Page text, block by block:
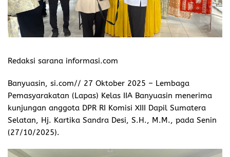
Redaksi sarana informasi.com
Banyuasin, si.com// 27 Oktober 2025 – Lembaga
Pemasyarakatan (Lapas) Kelas IIA Banyuasin menerima
kunjungan anggota DPR RI Komisi XIII Dapil Sumatera
Selatan, Hj. Kartika Sandra Desi, S.H., M.M., pada Senin
(27/10/2025).